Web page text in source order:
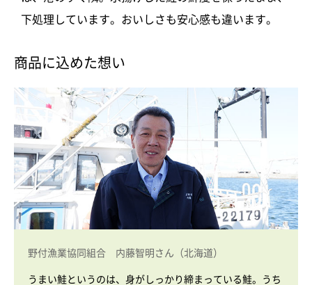
下処理しています。おいしさも安心感も違います。
商品に込めた想い
野付漁業協同組合 内藤智明さん（北海道）
うまい鮭というのは、身がしっかり締まっている鮭。うち